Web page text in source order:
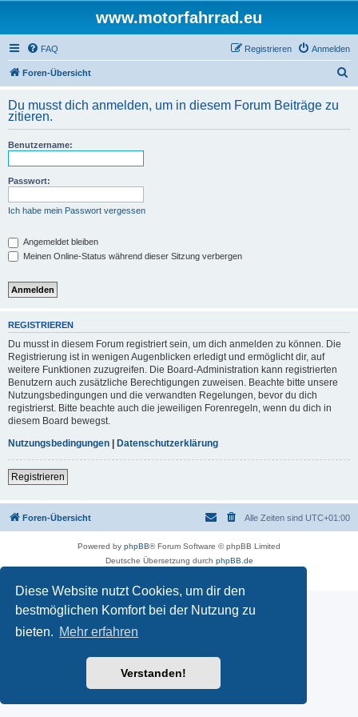
Diese Website nutzt Cookies, um dir den
bestmöglichen Komfort bei der Nutzung zu
bieten. Mehr erfahren
Verstanden!
www.motorfahrrad.eu
FAQ Anmelden
Registrieren
Foren-Übersicht
h
Du musst dich anmelden, um in diesem Forum Beiträge zu
zitieren.
Benutzername:
Passwort:
Ich habe mein Passwort vergessen
Angemeldet bleiben
Meinen Online-Status während dieser Sitzung verbergen
REGISTRIEREN
Du musst in diesem Forum registriert sein, um dich anmelden zu können. Die
Registrierung ist in wenigen Augenblicken erledigt und ermöglicht dir, auf
weitere Funktionen zuzugreifen. Die Board-Administration kann registrierten
Benutzern auch zusätzliche Berechtigungen zuweisen. Beachte bitte unsere
Nutzungsbedingungen und die verwandten Regelungen, bevor du dich
registrierst. Bitte beachte auch die jeweiligen Forenregeln, wenn du dich in
diesem Board bewegst.
Nutzungsbedingungen | Datenschutzerklärung
Registrieren
Foren-Übersicht Alle Zeiten sind UTC+01:00
Powered by phpBB® Forum Software © phpBB Limited
Deutsche Übersetzung durch phpBB.de